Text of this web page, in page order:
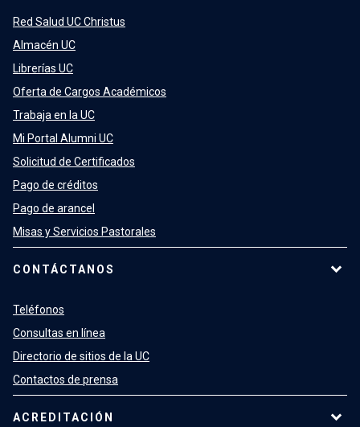
Red Salud UC Christus
Almacén UC
Librerías UC
Oferta de Cargos Académicos
Trabaja en la UC
Mi Portal Alumni UC
Solicitud de Certificados
Pago de créditos
Pago de arancel
Misas y Servicios Pastorales
CONTÁCTANOS
Teléfonos
Consultas en línea
Directorio de sitios de la UC
Contactos de prensa
ACREDITACIÓN